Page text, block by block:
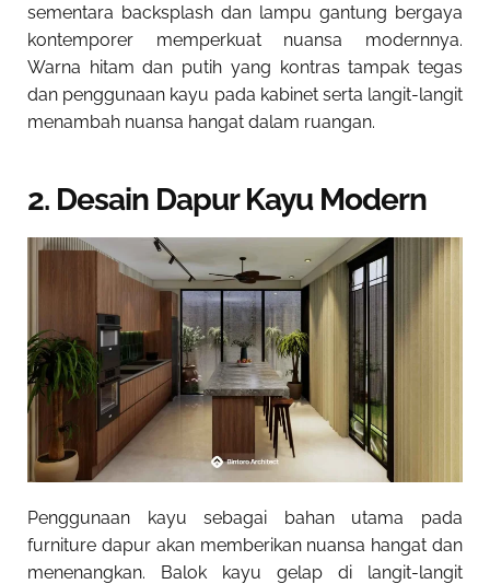
sementara backsplash dan lampu gantung bergaya
kontemporer memperkuat nuansa modernnya.
Warna hitam dan putih yang kontras tampak tegas
dan penggunaan kayu pada kabinet serta langit-langit
menambah nuansa hangat dalam ruangan.
2. Desain Dapur Kayu Modern
Penggunaan kayu sebagai bahan utama pada
furniture dapur akan memberikan nuansa hangat dan
menenangkan. Balok kayu gelap di langit-langit